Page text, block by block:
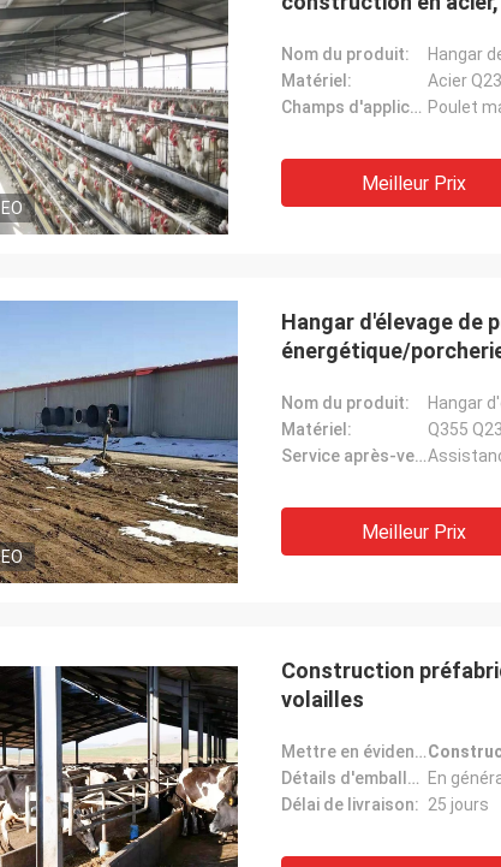
Nom du produit:
Matériel:
Acier
Champs d'application: Poulet
Meilleur Prix
Hangar d'élevage de
énergétique/
Nom du produit:
Matériel:
Q355
Service après-vente:
Meilleur Prix
Construction
volailles
Mettre en évidence:
Détails d'emballage:
Délai de livraison: 25 jours